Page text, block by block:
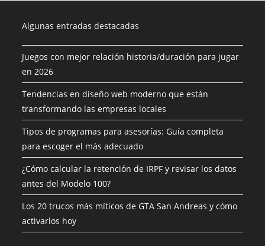
Algunas entradas destacadas
Juegos con mejor relación historia/duración para jugar
en 2026
Tendencias en diseño web moderno que están
transformando las empresas locales
Tipos de programas para asesorías: Guía completa
para escoger el más adecuado
¿Cómo calcular la retención de IRPF y revisar los datos
antes del Modelo 100?
Los 20 trucos más míticos de GTA San Andreas y cómo
activarlos hoy